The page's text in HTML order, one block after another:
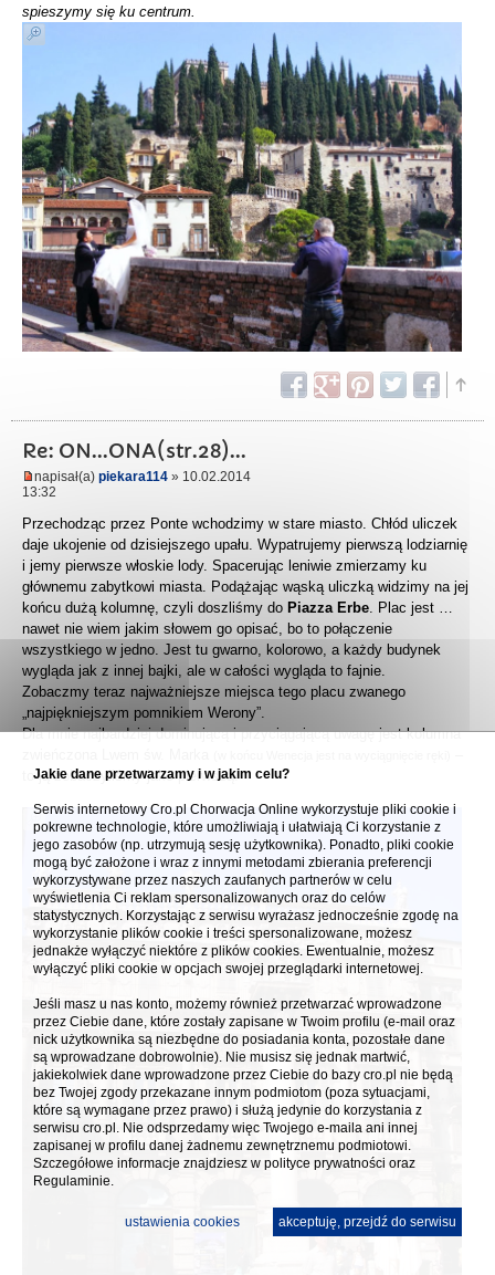
spieszymy się ku centrum.
Re: ON...ONA(str.28)...
napisał(a) piekara114 » 10.02.2014
13:32
Przechodząc przez Ponte wchodzimy w stare miasto. Chłód uliczek
daje ukojenie od dzisiejszego upału. Wypatrujemy pierwszą lodziarnię
i jemy pierwsze włoskie lody. Spacerując leniwie zmierzamy ku
głównemu zabytkowi miasta. Podążając wąską uliczką widzimy na jej
końcu dużą kolumnę, czyli doszliśmy do Piazza Erbe. Plac jest …
nawet nie wiem jakim słowem go opisać, bo to połączenie
wszystkiego w jedno. Jest tu gwarno, kolorowo, a każdy budynek
wygląda jak z innej bajki, ale w całości wygląda to fajnie.
Zobaczmy teraz najważniejsze miejsca tego placu zwanego
„najpiękniejszym pomnikiem Werony”.
Dla mnie najbardziej dominującą i przyciągającą uwagę jest kolumna
to ją zobaczyliśmy jako pierwszą.
Jakie dane przetwarzamy i w jakim celu?
Serwis internetowy Cro.pl Chorwacja Online wykorzystuje pliki cookie i
pokrewne technologie, które umożliwiają i ułatwiają Ci korzystanie z
jego zasobów (np. utrzymują sesję użytkownika). Ponadto, pliki cookie
mogą być założone i wraz z innymi metodami zbierania preferencji
wykorzystywane przez naszych zaufanych partnerów w celu
wyświetlenia Ci reklam spersonalizowanych oraz do celów
statystycznych. Korzystając z serwisu wyrażasz jednocześnie zgodę na
wykorzystanie plików cookie i treści spersonalizowane, możesz
jednakże wyłączyć niektóre z plików cookies. Ewentualnie, możesz
wyłączyć pliki cookie w opcjach swojej przeglądarki internetowej.
Jeśli masz u nas konto, możemy również przetwarzać wprowadzone
przez Ciebie dane, które zostały zapisane w Twoim profilu (e-mail oraz
nick użytkownika są niezbędne do posiadania konta, pozostałe dane
są wprowadzane dobrowolnie). Nie musisz się jednak martwić,
jakiekolwiek dane wprowadzone przez Ciebie do bazy cro.pl nie będą
bez Twojej zgody przekazane innym podmiotom (poza sytuacjami,
które są wymagane przez prawo) i służą jedynie do korzystania z
serwisu cro.pl. Nie odsprzedamy więc Twojego e-maila ani innej
zapisanej w profilu danej żadnemu zewnętrznemu podmiotowi.
Szczegółowe informacje znajdziesz w polityce prywatności oraz
Regulaminie.
akceptuję, przejdź do serwisu
ustawienia cookies